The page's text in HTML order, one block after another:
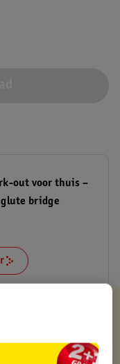
out voor thuis –
bridge